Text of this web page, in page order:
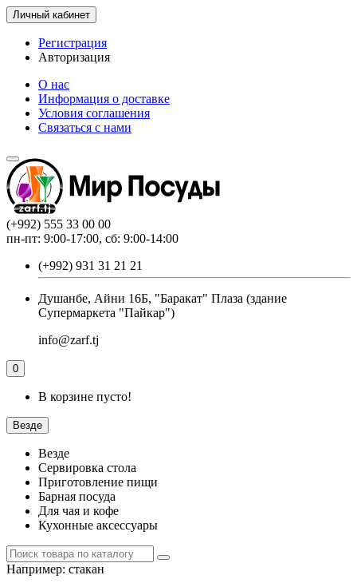
Личный кабинет
Регистрация
Авторизация
О нас
Информация о доставке
Условия соглашения
Связаться с нами
(+992) 555 33 00 00
пн-пт: 9:00-17:00, сб: 9:00-14:00
(+992) 931 31 21 21
Душанбе, Айни 16Б, "Баракат" Плаза (здание
Супермаркета "Пайкар")
info@zarf.tj
0
В корзине пусто!
Везде
Везде
Сервировка стола
Приготовление пищи
Барная посуда
Для чая и кофе
Кухонные аксессуары
Например: стакан